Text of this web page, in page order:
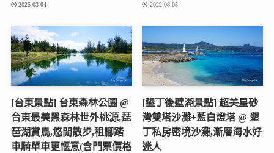
2025-03-04 2022-08-05
[台東景點] 台東森林公園 @
台東最美黑森林世外桃源,琵
琶湖賞鳥,悠閒散步,租腳踏
車騎單車更愜意(含門票價格
[墾丁後壁湖景點] 超美星砂
灣雙塔沙灘+藍白燈塔 @ 墾
丁私房密境沙灘,漸層海水好
迷人